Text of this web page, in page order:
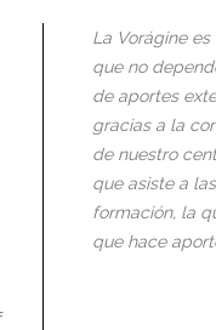
La Vorágine
que no
de aportes
gracias a la
de nuestro
que asiste a
formación, la
que hace